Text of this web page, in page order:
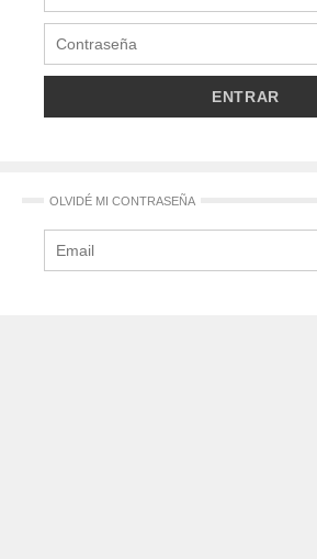
OLVIDÉ MI CONTRASEÑA